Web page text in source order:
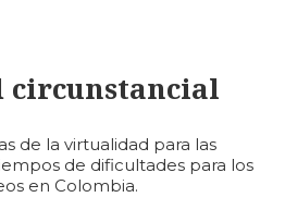
de la virtualidad para las
de dificultades para los
en Colombia.